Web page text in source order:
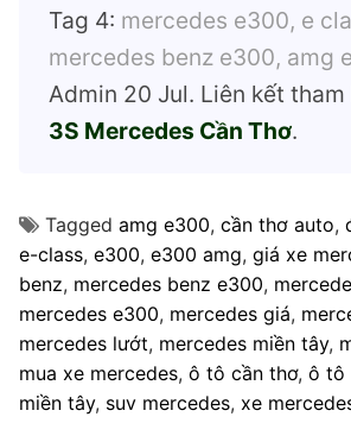
Tag 4: mercedes e300, e
mercedes benz e300, amg
Admin 20 Jul. Liên kết
3S Mercedes Cần Thơ.
Tagged amg e300, cần thơ auto,
e-class, e300, e300 amg, giá xe
benz, mercedes benz e300,
mercedes e300, mercedes giá,
mercedes lướt, mercedes miền tây,
mua xe mercedes, ô tô cần thơ, ô tô
miền tây, suv mercedes, xe